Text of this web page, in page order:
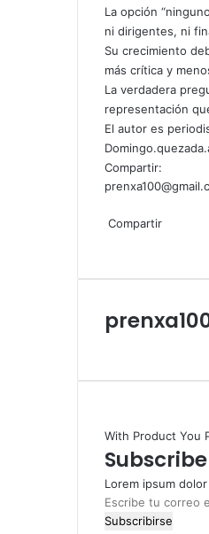
La opción
ni dirigentes, ni
Su crecimiento
más crítica y
La verdadera
representación
El autor es
Compartir:
Compartir
correo
With Product You
Lorem ipsum
Escribe
tu